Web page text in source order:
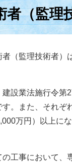
者（監理
（監理技術者）
設業法施行令第
。また、それ
万円）以上に
工事において、